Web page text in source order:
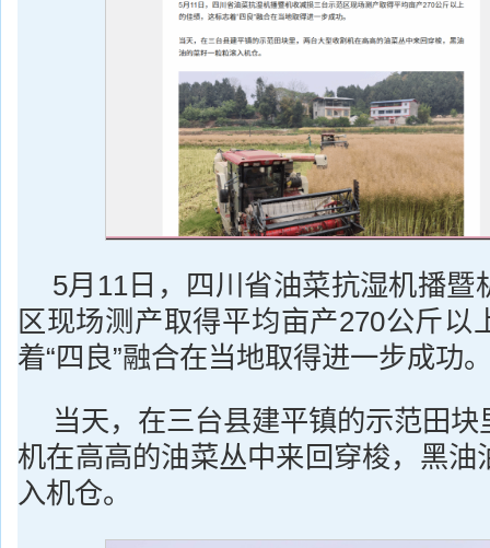
5月11日，四川省油菜抗湿机播暨
区现场测产取得平均亩产270公斤以
着“四良”融合在当地取得进一步成功
当天，在三台县建平镇的示范田
机在高高的油菜丛中来回穿梭，黑油
入机仓。